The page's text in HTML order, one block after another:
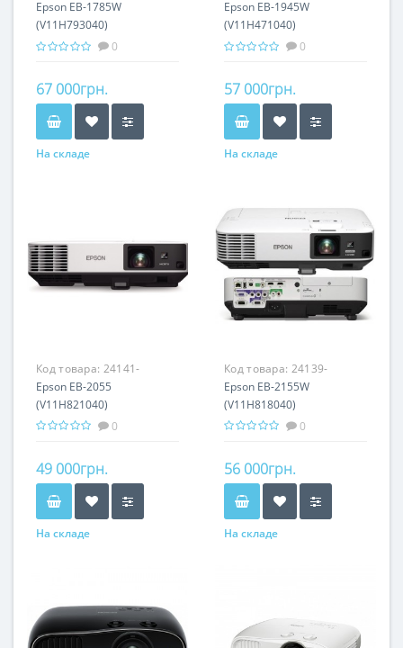
Epson EB-1785W
(V11H793040)
0
67 000грн.
На складе
Epson EB-1945W
(V11H471040)
0
57 000грн.
На складе
Код товара: 24141-
Epson EB-2055
(V11H821040)
0
49 000грн.
На складе
Код товара: 24139-
Epson EB-2155W
(V11H818040)
0
56 000грн.
На складе